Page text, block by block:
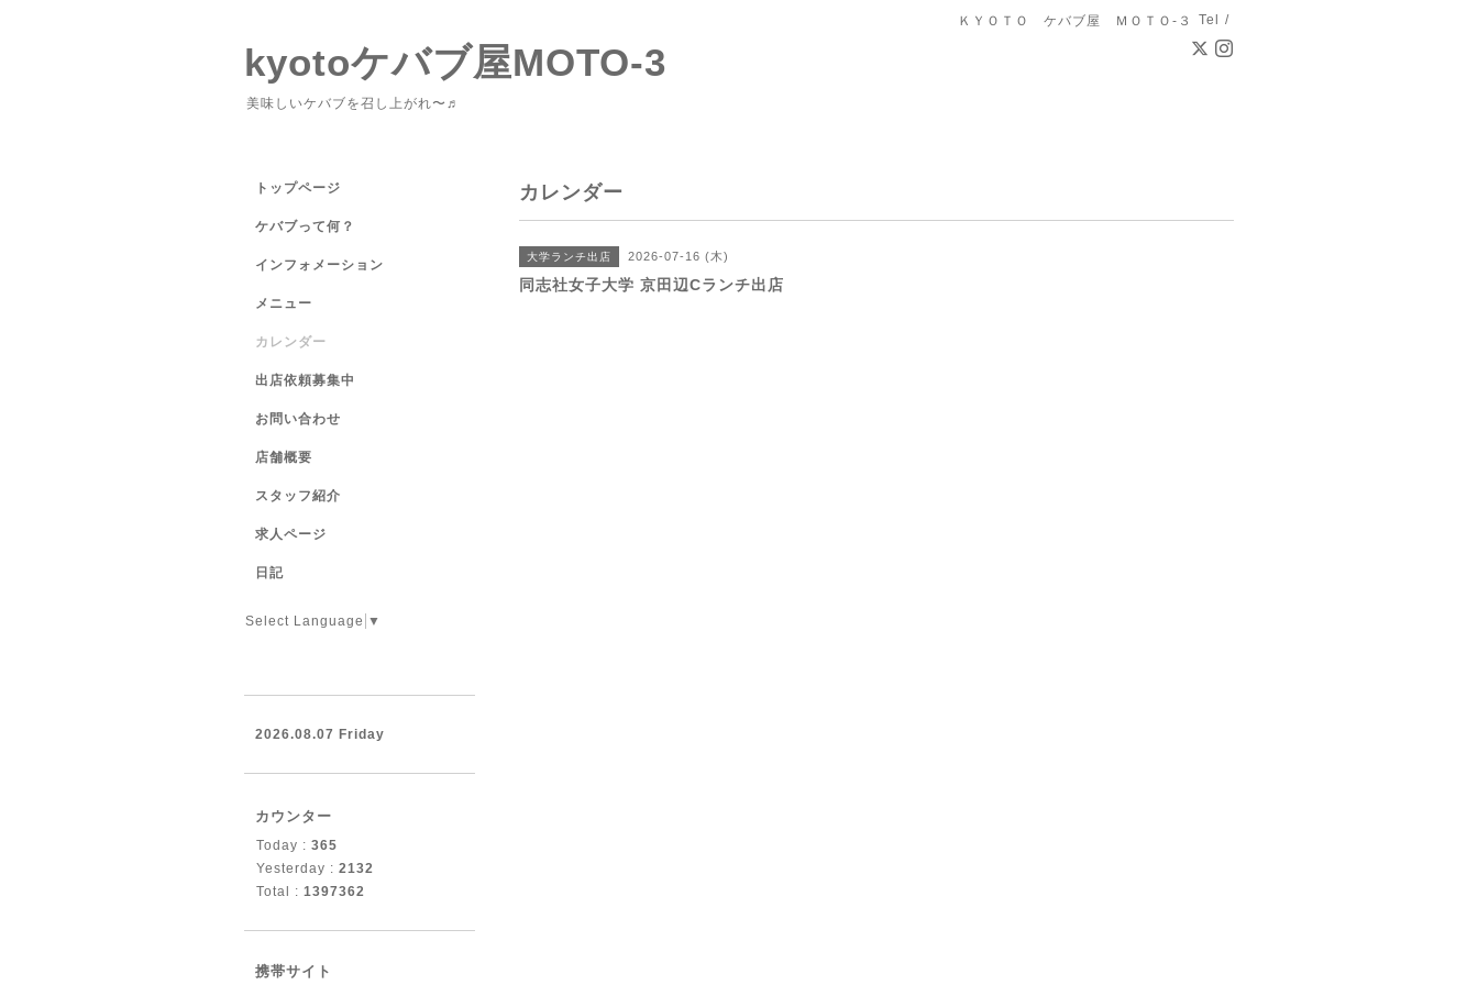
ＫＹＯＴＯ ケバブ屋 ＭＯＴＯ-３ Tel /
kyotoケバブ屋MOTO-3
美味しいケバブを召し上がれ〜♬
カレンダー
大学ランチ出店 2026-07-16 (木)
同志社女子大学 京田辺Cランチ出店
トップページ
ケバブって何？
インフォメーション
メニュー
カレンダー
出店依頼募集中
お問い合わせ
店舗概要
スタッフ紹介
求人ページ
日記
Select Language ▼
2026.08.07 Friday
カウンター
Today : 365
Yesterday : 2132
Total : 1397362
携帯サイト